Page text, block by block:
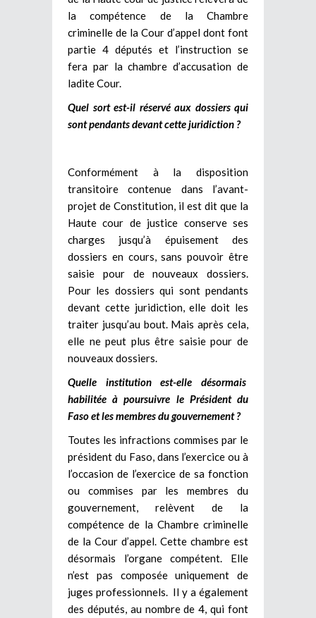
la compétence de la Chambre
criminelle de la Cour d’appel dont font
partie 4 députés et l’instruction se
fera par la chambre d’accusation de
ladite Cour.
Quel sort est-il réservé aux dossiers qui
sont pendants devant cette juridiction ?
Conformément à la disposition
transitoire contenue dans l’avant-
projet de Constitution, il est dit que la
Haute cour de justice conserve ses
charges jusqu’à épuisement des
dossiers en cours, sans pouvoir être
saisie pour de nouveaux dossiers.
Pour les dossiers qui sont pendants
devant cette juridiction, elle doit les
traiter jusqu’au bout. Mais après cela,
elle ne peut plus être saisie pour de
nouveaux dossiers.
Quelle institution est-elle désormais
habilitée àpoursuivre le Président du
Faso et les membres du gouvernement ?
Toutes les infractions commises par le
président du Faso, dans l’exercice ou à
l’occasion de l’exercice de sa fonction
ou commises par les membres du
gouvernement, relèvent de la
compétence de la Chambre criminelle
de la Cour d’appel. Cette chambre est
désormais l’organe compétent. Elle
n’est pas composée uniquement de
juges professionnels. Il y a également
des députés, au nombre de 4, qui font